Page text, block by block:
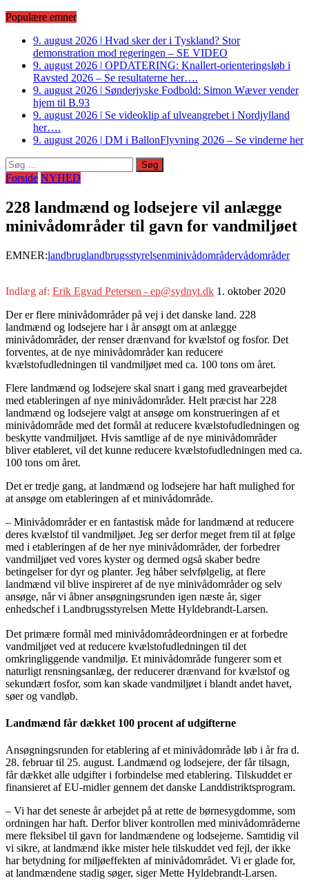
Populære emner
9. august 2026 | Hvad sker der i Tyskland? Stor
demonstration mod regeringen – SE VIDEO
9. august 2026 | OPDATERING: Knallert-orienteringsløb i
Ravsted 2026 – Se resultaterne her….
9. august 2026 | Sønderjyske Fodbold: Simon Wæver vender
hjem til B.93
9. august 2026 | Se videoklip af ulveangrebet i Nordjylland
her….
9. august 2026 | DM i BallonFlyvning 2026 – Se vinderne her
Søg
efter:
Forside NYHED
228 landmænd og lodsejere vil anlægge
minivådområder til gavn for vandmiljøet
EMNER:landbruglandbrugsstyrelsenminivådområdervådområder
Indlæg af: Erik Egvad Petersen - ep@sydnyt.dk 1. oktober 2020
Der er flere minivådområder på vej i det danske land. 228
landmænd og lodsejere har i år ansøgt om at anlægge
minivådområder, der renser drænvand for kvælstof og fosfor. Det
forventes, at de nye minivådområder kan reducere
kvælstofudledningen til vandmiljøet med ca. 100 tons om året.
Flere landmænd og lodsejere skal snart i gang med gravearbejdet
med etableringen af nye minivådområder. Helt præcist har 228
landmænd og lodsejere valgt at ansøge om konstrueringen af et
minivådområde med det formål at reducere kvælstofudledningen og
beskytte vandmiljøet. Hvis samtlige af de nye minivådområder
bliver etableret, vil det kunne reducere kvælstofudledningen med ca.
100 tons om året.
Det er tredje gang, at landmænd og lodsejere har haft mulighed for
at ansøge om etableringen af et minivådområde.
– Minivådområder er en fantastisk måde for landmænd at reducere
deres kvælstof til vandmiljøet. Jeg ser derfor meget frem til at følge
med i etableringen af de her nye minivådområder, der forbedrer
vandmiljøet ved vores kyster og dermed også skaber bedre
betingelser for dyr og planter. Jeg håber selvfølgelig, at flere
landmænd vil blive inspireret af de nye minivådområder og selv
ansøge, når vi åbner ansøgningsrunden igen næste år, siger
enhedschef i Landbrugsstyrelsen Mette Hyldebrandt-Larsen.
Det primære formål med minivådområdeordningen er at forbedre
vandmiljøet ved at reducere kvælstofudledningen til det
omkringliggende vandmiljø. Et minivådområde fungerer som et
naturligt rensningsanlæg, der reducerer drænvand for kvælstof og
sekundært fosfor, som kan skade vandmiljøet i blandt andet havet,
søer og vandløb.
Landmænd får dækket 100 procent af udgifterne
Ansøgningsrunden for etablering af et minivådområde løb i år fra d.
28. februar til 25. august. Landmænd og lodsejere, der får tilsagn,
får dækket alle udgifter i forbindelse med etablering. Tilskuddet er
finansieret af EU-midler gennem det danske Landdistriktsprogram.
– Vi har det seneste år arbejdet på at rette de børnesygdomme, som
ordningen har haft. Derfor bliver kontrollen med minivådområderne
mere fleksibel til gavn for landmændene og lodsejerne. Samtidig vil
vi sikre, at landmænd ikke mister hele tilskuddet ved fejl, der ikke
har betydning for miljøeffekten af minivådområdet. Vi er glade for,
at landmændene stadig søger, siger Mette Hyldebrandt-Larsen.